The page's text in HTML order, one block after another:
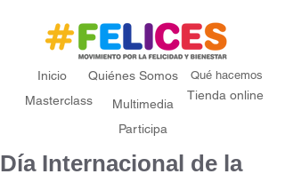
Inicio Quiénes Somos Qué hacemos
Masterclass Multimedia
Tienda online
Participa
Día Internacional de la